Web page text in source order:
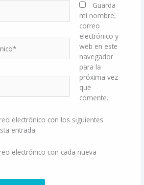
Guarda
mi nombre,
correo
electrónico y
web en este
navegador
para la
próxima vez
que
comente.
electrónico con los siguientes
entrada.
electrónico con cada nueva